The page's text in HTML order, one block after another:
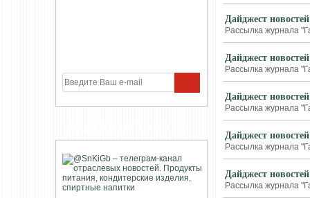
Дайджест
Рассылка журнала
Дайджест
Рассылка журнала
Дайджест
Рассылка журнала
Дайджест
Рассылка журнала
Дайджест
Рассылка журнала